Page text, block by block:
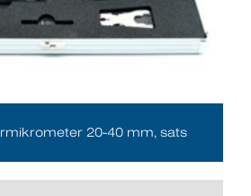
20-40 mm, sats